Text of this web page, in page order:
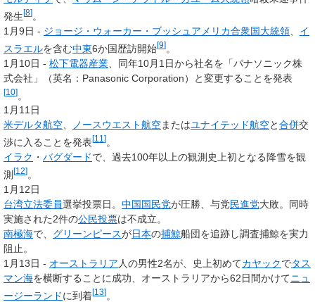
発生[8] 。
1月9日 - ジョージ・ウォーカー・ブッシュ アメリカ合衆国大統領
イ
スラエルを含む中東6か国歴訪開始[9]。
1月10日 - 松下電器産業 、同年10月1日から社名を「パナソニック株
式会社」（英名：Panasonic Corporation）と変更することを発表
[10]。
1月11日
米デルタ航空、 ノースウエスト航空またはユナイテッド航空と合併交
渉に入ることを発表[11 ] 。
イラク ・ バグダードで、過去100年以上の観測史上初となる降雪を観
測[12]。
1月12日
台湾立法委員選挙投票日。 中国国民党が圧勝、与党民進党大敗。同時
実施された2件の公民投票は不成立。
南極海で、 グリーンピースが日本の捕鯨船団を追跡し調査捕鯨を実力
阻止。
1月13日 - オーストラリア 人の男性2名が、史上初めてカヤックでタス
マン海を横断することに成功、オーストラリアから62日間かけてニュ
ージーランドに到着[13]。